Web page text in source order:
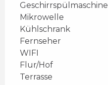
Geschirrspülmaschine
Mikrowelle
Kühlschrank
Fernseher
WIFI
Flur/Hof
Terrasse